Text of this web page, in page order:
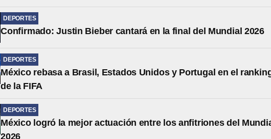
DEPORTES
Confirmado: Justin Bieber cantará en la final del Mundial 2026
DEPORTES
México rebasa a Brasil, Estados Unidos y Portugal en el
de la FIFA
DEPORTES
México logró la mejor actuación entre los anfitriones del
2026